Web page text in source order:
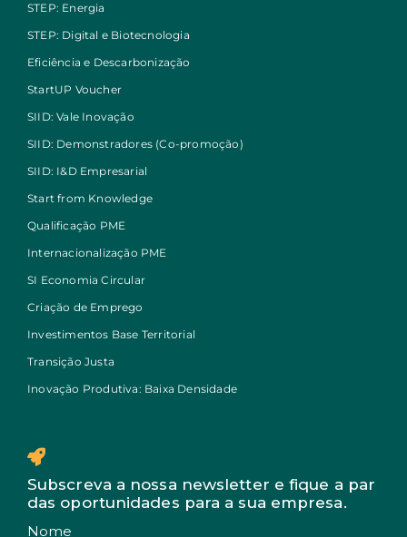
STEP: Energia
STEP: Digital e Biotecnologia
Eficiência e Descarbonização
StartUP Voucher
SIID: Vale Inovação
SIID: Demonstradores (Co-promoção)
SIID: I&D Empresarial
Start from Knowledge
Qualificação PME
Internacionalização PME
SI Economia Circular
Criação de Emprego
Investimentos Base Territorial
Transição Justa
Inovação Produtiva: Baixa Densidade
Subscreva a nossa newsletter e fique a par
das oportunidades para a sua empresa.